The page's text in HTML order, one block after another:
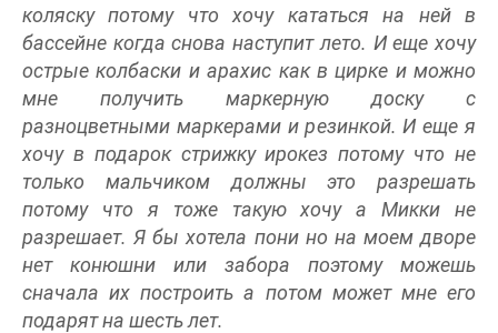
коляску потому что хочу кататься на ней в
бассейне когда снова наступит лето. И еще хочу
острые колбаски и арахис как в цирке и можно
мне получить маркерную доску с
разноцветными маркерами и резинкой. И еще я
хочу в подарок стрижку ирокез потому что не
только мальчиком должны это разрешать
потому что я тоже такую хочу а Микки не
разрешает. Я бы хотела пони но на моем дворе
нет конюшни или забора поэтому можешь
сначала их построить а потом может мне его
подарят на шесть лет.